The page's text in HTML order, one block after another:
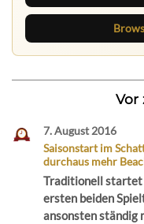
Vor
7. August 2016
Saisonstart im
durchaus mehr
Traditionell startet
ersten beiden
ansonsten ständig